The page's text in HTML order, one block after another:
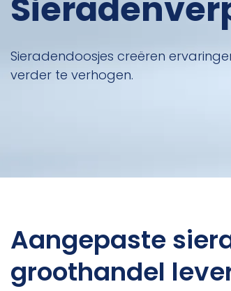
Sieradendoosjes creëren
verder te verhogen.
Aangepaste
groothandel